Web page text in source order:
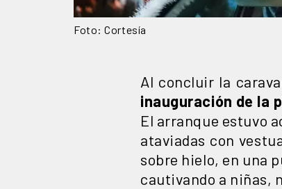
Foto: Cortesía
Al concluir la
inauguración de la
El arranque estuvo
ataviadas con
sobre hielo, en una
cautivando a niñas,